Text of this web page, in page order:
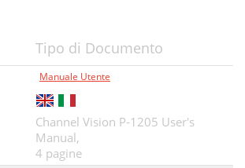
Tipo di Documento
Manuale Utente
Channel Vision P-1205 User's
Manual,
4 pagine